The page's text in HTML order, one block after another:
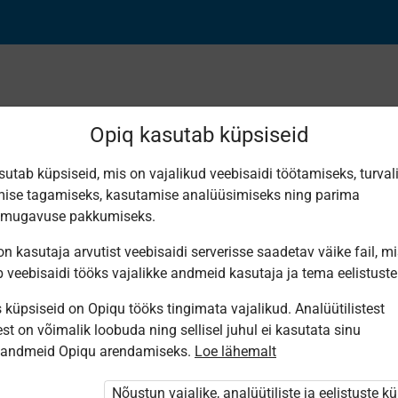
tähestikulises
ole Opiqusse sisse logitud.
paketi „Erakasutaja 2024/25”
Opiq kasutab küpsiseid
küpsiseid, mis on vajalikud veebisaidi töötamiseks,
tagamiseks, kasutamise analüüsimiseks ning parima
pakkumiseks.
kasutaja arvutist veebisaidi serverisse saadetav väike fail,
veebisaidi tööks vajalikke andmeid kasutaja ja tema
küpsiseid on Opiqu tööks tingimata vajalikud. Analüütilistest
on võimalik loobuda ning sellisel juhul ei kasutata sinu
Opiqu arendamiseks. Loe lähemalt
Nõustun vajalike, analüütiliste ja eelistuste